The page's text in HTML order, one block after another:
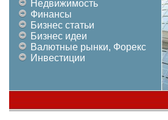
Недвижимость
Финансы
Бизнес статьи
Бизнес идеи
Валютные рынки, Форекс
Инвестиции